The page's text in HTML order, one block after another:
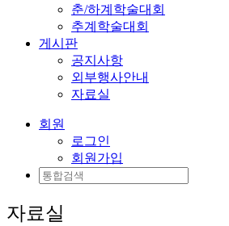
춘/하계학술대회
추계학술대회
게시판
공지사항
외부행사안내
자료실
회원
로그인
회원가입
자료실